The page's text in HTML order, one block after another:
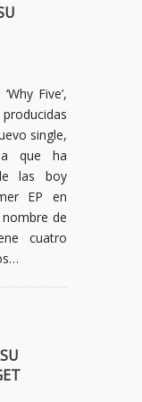
Five’,
single,
que ha
las boy
EP en
nombre de
cuatro